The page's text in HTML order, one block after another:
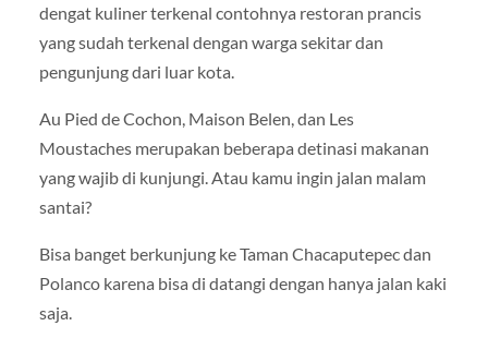
dengat kuliner terkenal contohnya restoran prancis
yang sudah terkenal dengan warga sekitar dan
pengunjung dari luar kota.
Au Pied de Cochon, Maison Belen, dan Les
Moustaches merupakan beberapa detinasi makanan
yang wajib di kunjungi. Atau kamu ingin jalan malam
santai?
Bisa banget berkunjung ke Taman Chacaputepec dan
Polanco karena bisa di datangi dengan hanya jalan kaki
saja.